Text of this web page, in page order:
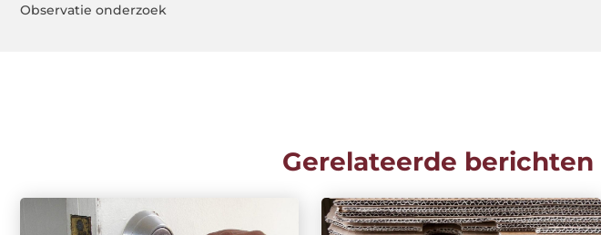
Observatie onderzoek
Gerelateerde berichten